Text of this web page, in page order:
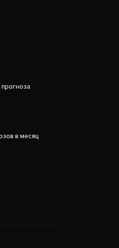
в месяц